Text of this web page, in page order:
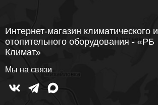
Интернет-магазин климатического и
отопительного оборудования - «РБ
Климат»
Мы на связи